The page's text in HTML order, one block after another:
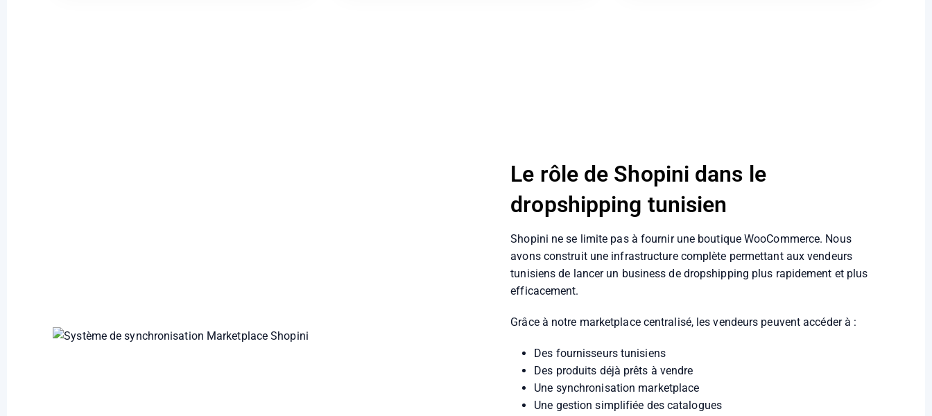
Le rôle de Shopini dans le
dropshipping tunisien
Shopini ne se limite pas à fournir une boutique WooCommerce. Nous
avons construit une infrastructure complète permettant aux vendeurs
tunisiens de lancer un business de dropshipping plus rapidement et plus
efficacement.
Grâce à notre marketplace centralisé, les vendeurs peuvent accéder à :
Des fournisseurs tunisiens
Des produits déjà prêts à vendre
Une synchronisation marketplace
Une gestion simplifiée des catalogues